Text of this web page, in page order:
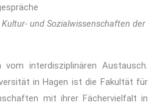
und Sozialwissenschaften der
interdisziplinären Austausch.
in Hagen ist die Fakultät für
mit ihrer Fächervielfalt in